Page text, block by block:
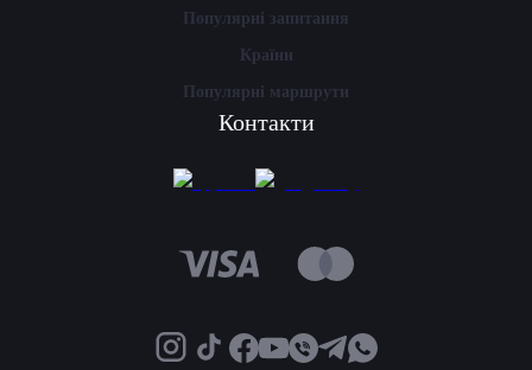
Популярні запитання
Країни
Популярні маршрути
Контакти